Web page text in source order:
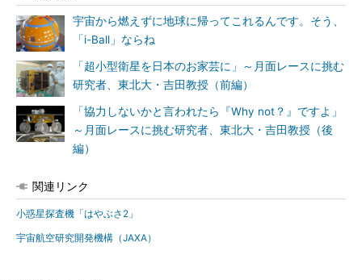
宇宙から燃えずに地球に帰ってこれるんです。そう、
「i-Ball」ならね
「超小型衛星を日本のお家芸に」～月面レースに挑む
研究者、東北大・吉田教授（前編）
「協力しないかと言われたら『Why not？』ですよ」
～月面レースに挑む研究者、東北大・吉田教授（後
編）
関連リンク
小惑星探査機「はやぶさ2」
宇宙航空研究開発機構（JAXA）